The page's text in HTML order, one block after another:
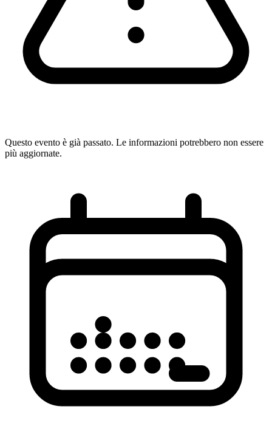
Questo evento è già passato. Le informazioni potrebbero non essere
più aggiornate.